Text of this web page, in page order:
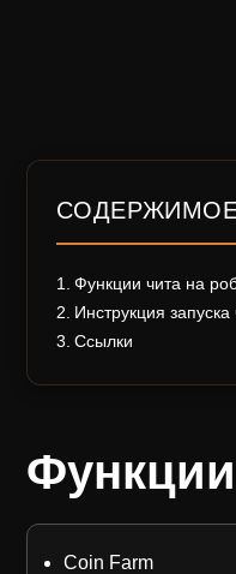
Функции чита на
Инструкция
Ссылки
Функции
Coin Farm